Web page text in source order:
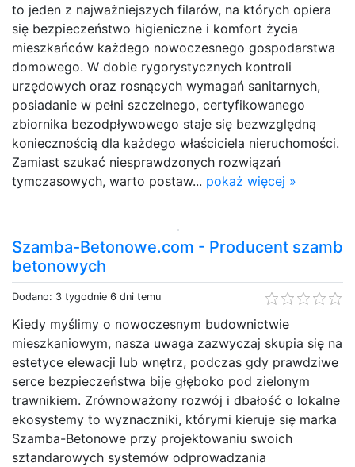
to jeden z najważniejszych filarów, na których opiera
się bezpieczeństwo higieniczne i komfort życia
mieszkańców każdego nowoczesnego gospodarstwa
domowego. W dobie rygorystycznych kontroli
urzędowych oraz rosnących wymagań sanitarnych,
posiadanie w pełni szczelnego, certyfikowanego
zbiornika bezodpływowego staje się bezwzględną
koniecznością dla każdego właściciela nieruchomości.
Zamiast szukać niesprawdzonych rozwiązań
tymczasowych, warto postaw... pokaż więcej »
Szamba-Betonowe.com - Producent szamb
betonowych
Dodano: 3 tygodnie 6 dni temu
Kiedy myślimy o nowoczesnym budownictwie
mieszkaniowym, nasza uwaga zazwyczaj skupia się na
estetyce elewacji lub wnętrz, podczas gdy prawdziwe
serce bezpieczeństwa bije głęboko pod zielonym
trawnikiem. Zrównoważony rozwój i dbałość o lokalne
ekosystemy to wyznaczniki, którymi kieruje się marka
Szamba-Betonowe przy projektowaniu swoich
sztandarowych systemów odprowadzania